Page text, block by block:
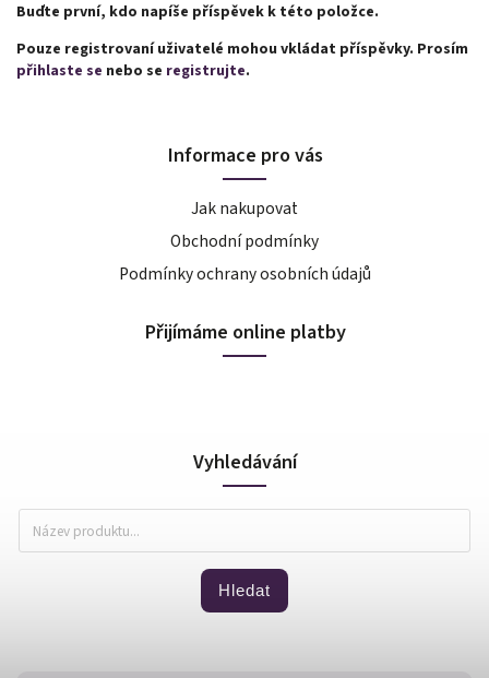
Buďte první, kdo napíše příspěvek k této položce.
Pouze registrovaní uživatelé mohou vkládat příspěvky. Prosím
přihlaste se nebo se registrujte.
Informace pro vás
Jak nakupovat
Obchodní podmínky
Podmínky ochrany osobních údajů
Přijímáme online platby
Vyhledávání
Hledat